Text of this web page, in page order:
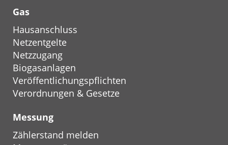
Einwohner
im
Netzgebiet
NS
Gas
Hausanschluss
Netzentgelte
Netzzugang
Biogasanlagen
Veröffentlichungspflichten
Verordnungen & Gesetze
Messung
Zählerstand melden